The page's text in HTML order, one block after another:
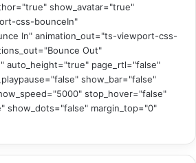
show_avatar="true"
css-bounceIn"
In" animation_out="ts-viewport-css-
Out"
auto_height="true" page_rtl="false"
show_bar="false"
stop_hover="false"
show_dots="false" margin_top="0"